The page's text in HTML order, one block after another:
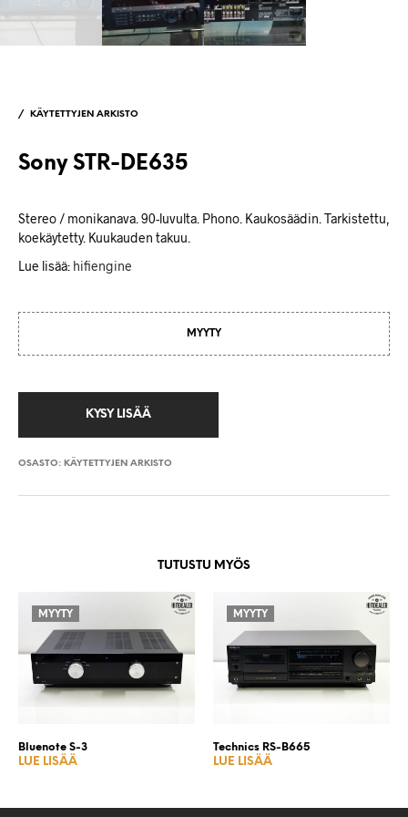
/ KÄYTETTYJEN ARKISTO
Sony STR-DE635
Stereo / monikanava. 90-luvulta. Phono. Kaukosäädin. Tarkistettu,
koekäytetty. Kuukauden takuu.
Lue lisää: hifiengine
MYYTY
OSASTO: KÄYTETTYJEN ARKISTO
TUTUSTU MYÖS
MYYTY
Bluenote S-3
LUE LISÄÄ
MYYTY
Technics RS-B665
LUE LISÄÄ